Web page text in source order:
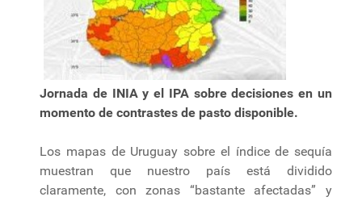
Jornada de INIA y el IPA sobre decisiones en un
momento de contrastes de pasto disponible.
Los mapas de Uruguay sobre el índice de sequía
muestran que nuestro país está dividido
claramente, con zonas “bastante afectadas” y